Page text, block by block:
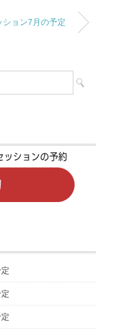
ション7月の予定